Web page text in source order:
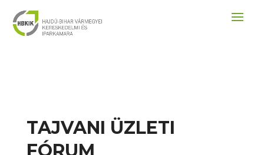
TAJVANI ÜZLETI
FÓRUM